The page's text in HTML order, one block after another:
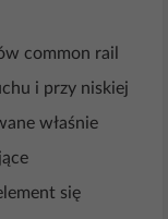
common rail
i przy niskiej
właśnie
się